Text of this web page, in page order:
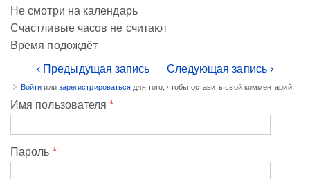
Не смотри на календарь
Счастливые часов не считают
Время подождёт
‹ Предыдущая запись
Следующая запись ›
Войти или зарегистрироваться для того, чтобы оставить свой комментарий.
Имя пользователя*
Пароль *